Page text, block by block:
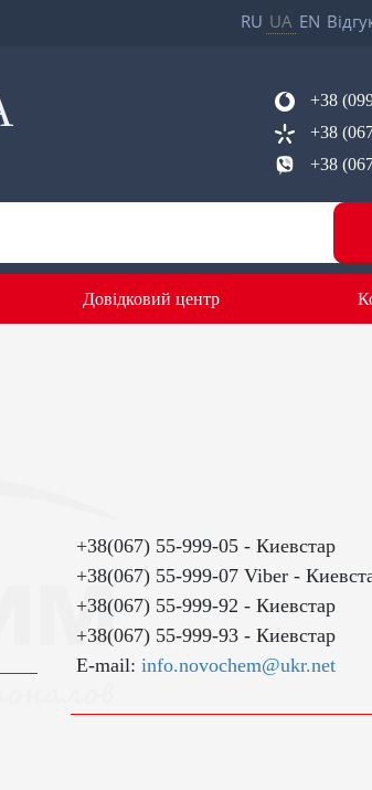
RU UA EN
+38
+38
+38
Довідковий центр
+38(067) 55-999-05
+38(067) 55-999-07 Viber
+38(067) 55-999-92
+38(067) 55-999-93
E-mail: info.novochem@ukr.net